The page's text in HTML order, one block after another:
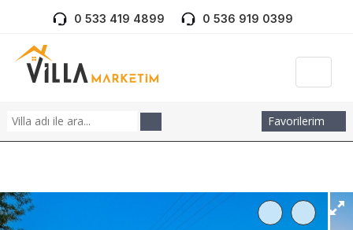
0 533 419 4899 0 536 919 0399
Favorilerim